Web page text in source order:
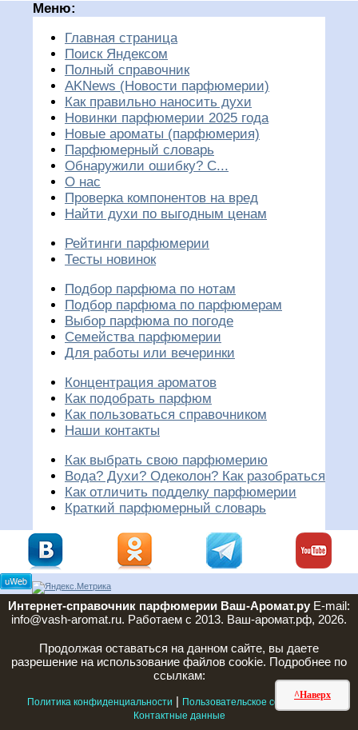
^Наверх
Меню:
Главная страница
Поиск Яндексом
Полный справочник
AKNews (Новости парфюмерии)
Как правильно наносить духи
Новинки парфюмерии 2025 года
Новые ароматы (парфюмерия)
Парфюмерный словарь
Обнаружили ошибку? С...
О нас
Проверка компонентов на вред
Найти духи по выгодным ценам
Рейтинги парфюмерии
Тесты новинок
Подбор парфюма по нотам
Подбор парфюма по парфюмерам
Выбор парфюма по погоде
Семейства парфюмерии
Для работы или вечеринки
Концентрация ароматов
Как подобрать парфюм
Как пользоваться справочником
Наши контакты
Как выбрать свою парфюмерию
Вода? Духи? Одеколон? Как разобраться
Как отличить подделку парфюмерии
Краткий парфюмерный словарь
Интернет-справочник парфюмерии Ваш-Аромат.ру E-mail:
info@vash-aromat.ru. Работаем с 2013. Ваш-аромат.рф, 2026.
Продолжая оставаться на данном сайте, вы даете
разрешение на использование файлов cookie. Подробнее по
ссылкам:
Политика конфиденциальности | Пользовательское соглашение|
Контактные данные